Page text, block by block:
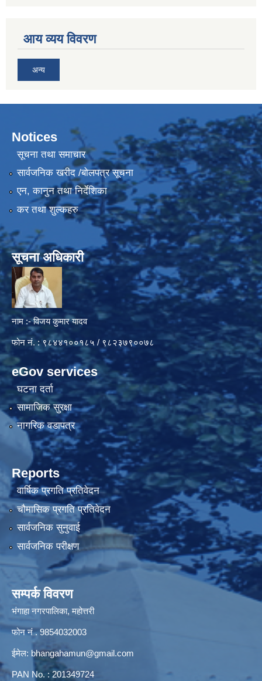
आय व्यय विवरण
अन्य
Notices
सूचना तथा समाचार
सार्वजनिक खरीद /बोलपत्र सूचना
एन, कानुन तथा निर्देशिका
कर तथा शुल्कहरु
सूचना अधिकारी
नाम :- विजय कुमार यादव
फोन नं. : ९८४४१००१८५ / ९८२३७९००७८
eGov services
घटना दर्ता
सामाजिक सुरक्षा
नागरिक वडापत्र
Reports
वार्षिक प्रगति प्रतिवेदन
चौमासिक प्रगति प्रतिवेदन
सार्वजनिक सुनुवाई
सार्वजनिक परीक्षण
सम्पर्क विवरण
भंगाहा नगरपालिका, महोत्तरी
फोन नं . 9854032003
ईमेल: bhangahamun@gmail.com
PAN No. : 201349724